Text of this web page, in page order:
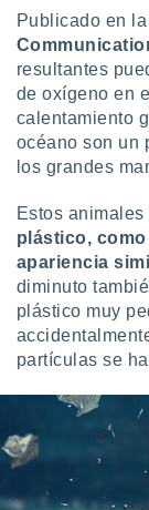
perfiles
utilizar
crear un
la
contenido
medir el
de la
el
del
de
a través
de
de
con el
Publicado en
resultantes
de oxígeno en
calentamiento
océano son un
los grandes
Estos animales
plástico,
apariencia
diminuto
plástico muy
partículas se